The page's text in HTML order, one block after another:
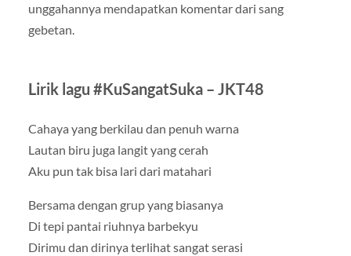
unggahannya mendapatkan komentar dari sang
gebetan.
Lirik lagu #KuSangatSuka – JKT48
Cahaya yang berkilau dan penuh warna
Lautan biru juga langit yang cerah
Aku pun tak bisa lari dari matahari
Bersama dengan grup yang biasanya
Di tepi pantai riuhnya barbekyu
Dirimu dan dirinya terlihat sangat serasi